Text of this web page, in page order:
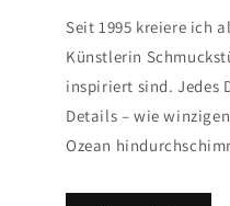
Seit 1995 kreiere ich
Künstlerin
inspiriert sind. Jedes
Details – wie
Ozean